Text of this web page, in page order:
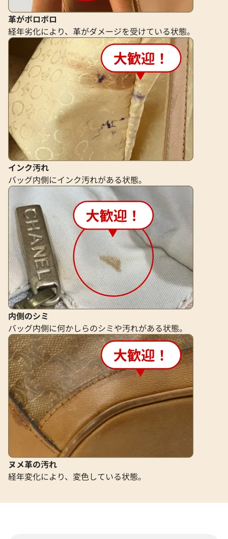
革がボロボロ
経年劣化により、革がダメージを受けている状態。
インク汚れ
バッグ内側にインク汚れがある状態。
内側のシミ
バッグ内側に何かしらのシミや汚れがある状態。
ヌメ革の汚れ
経年変化により、変色している状態。